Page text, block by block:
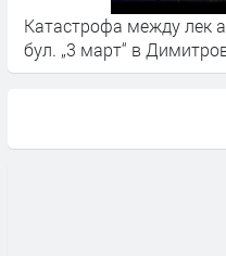
Катастрофа между лек
бул. „3 март“ в